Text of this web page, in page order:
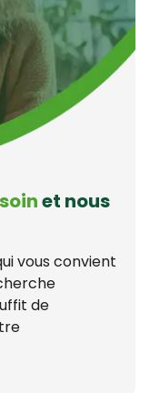
et nous
vous convient
de